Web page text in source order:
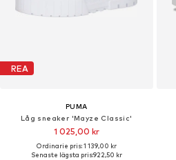
REA
PUMA
Låg sneaker 'Mayze Classic'
1 025,00 kr
Ordinarie pris: 1 139,00 kr
Senaste lägsta pris:922,50 kr